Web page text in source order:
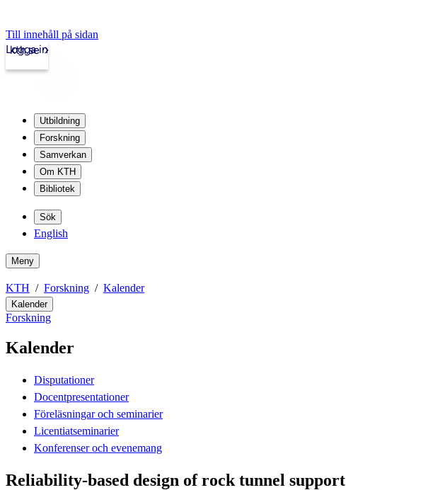
Till innehåll på sidan
kth.se
Logga in
Utbildning
Forskning
Samverkan
Om KTH
Bibliotek
Sök
English
Meny
KTH Forskning Kalender
Kalender
Forskning
Kalender
Disputationer
Docentpresentationer
Föreläsningar och seminarier
Licentiatseminarier
Konferenser och evenemang
Reliability-based design of rock tunnel support